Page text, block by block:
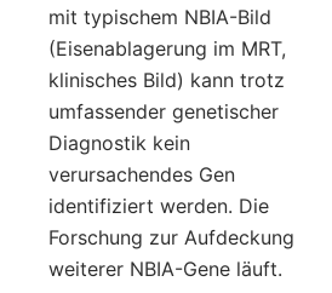
mit typischem NBIA-Bild
(Eisenablagerung im MRT,
klinisches Bild) kann trotz
umfassender genetischer
Diagnostik kein
verursachendes Gen
identifiziert werden. Die
Forschung zur Aufdeckung
weiterer NBIA-Gene läuft.